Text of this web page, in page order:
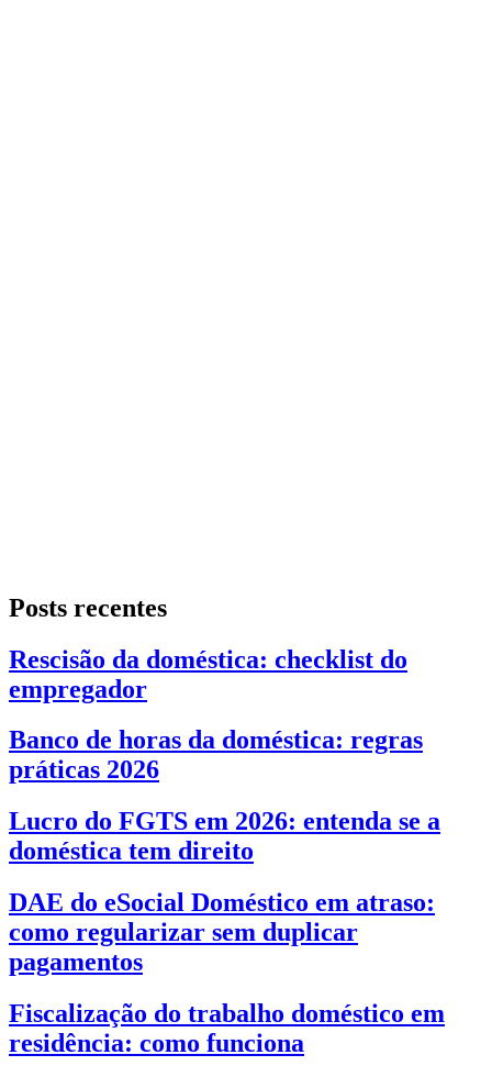
Posts recentes
Rescisão da doméstica: checklist do
empregador
Banco de horas da doméstica: regras
práticas 2026
Lucro do FGTS em 2026: entenda se a
doméstica tem direito
DAE do eSocial Doméstico em atraso:
como regularizar sem duplicar
pagamentos
Fiscalização do trabalho doméstico em
residência: como funciona